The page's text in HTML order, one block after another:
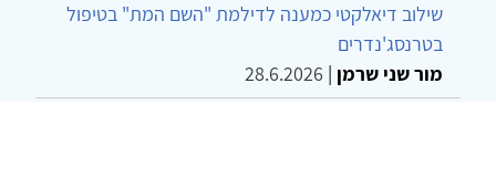
שילוב דיאלקטי כמענה לדילמת "השם המת" בטיפול
בטרנסג'נדרים
מור שני שרמן |
28.6.2026